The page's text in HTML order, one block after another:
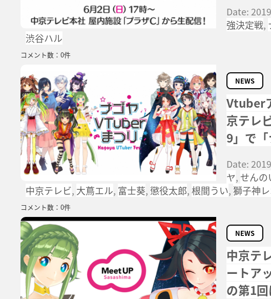
Date:
強決定戦,
渋谷ハル
コメント数：0件
NEWS
Vtuber
京テレ
9」で
Date:
ヤ,せんの
中京テレビ, 大蔦エル, 富士葵,懲役太郎,根間うい,獅子神
コメント数：0件
NEWS
中京テ
ートア
の第1